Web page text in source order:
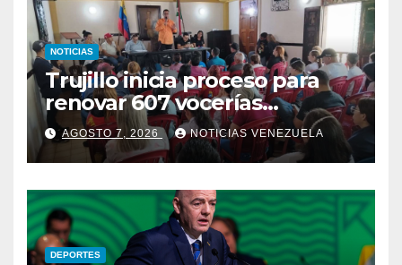
NOTICIAS
Trujillo inicia proceso para
renovar 607 vocerías
comunales
AGOSTO 7, 2026 NOTICIAS VENEZUELA
DEPORTES